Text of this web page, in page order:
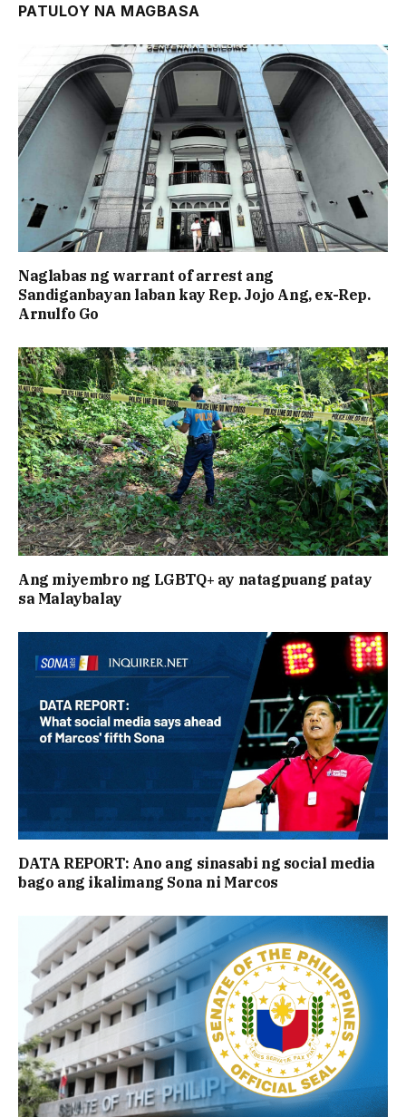
PATULOY NA MAGBASA
Naglabas ng warrant of arrest ang
Sandiganbayan laban kay Rep. Jojo Ang, ex-Rep.
Arnulfo Go
Ang miyembro ng LGBTQ+ ay natagpuang patay
sa Malaybalay
DATA REPORT: Ano ang sinasabi ng social media
bago ang ikalimang Sona ni Marcos